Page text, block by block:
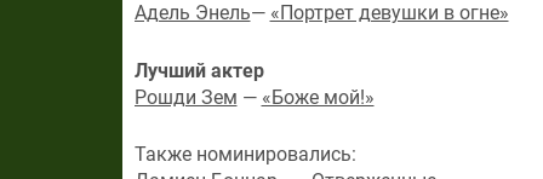
Адель Энель— «Портрет девушки в огне»
Лучший актер
Рошди Зем — «Боже мой!»
Также номинировались: